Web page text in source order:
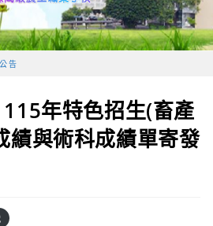
告
年特色招生(畜產
績與術科成績單寄發